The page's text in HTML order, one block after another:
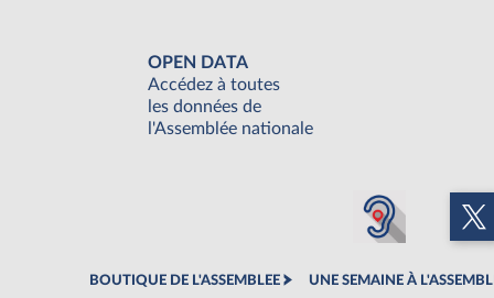
OPEN DATA
Accédez à toutes
les données de
l'Assemblée nationale
BOUTIQUE DE L'ASSEMBLEE UNE SEMAINE À